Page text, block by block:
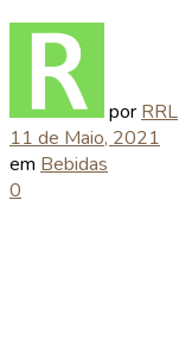
por RRL
11 de Maio, 2021
em Bebidas
0